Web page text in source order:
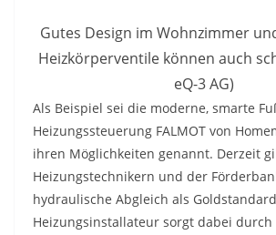
Gutes Design im Wohnzimmer
Heizkörperventile können auch
eQ-3 AG)
Als Beispiel sei die moderne, smarte
Heizungssteuerung FALMOT von
ihren Möglichkeiten genannt. Derzeit
Heizungstechnikern und der
hydraulische Abgleich als
Heizungsinstallateur sorgt dabei